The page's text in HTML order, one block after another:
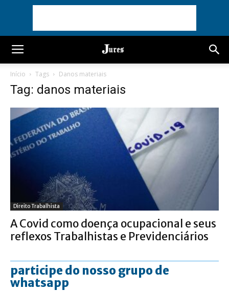
Início Tags Danos materiais
Tag: danos materiais
Direito Trabalhista
A Covid como doença ocupacional e seus
reflexos Trabalhistas e Previdenciários
participe do nosso grupo de
whatsapp